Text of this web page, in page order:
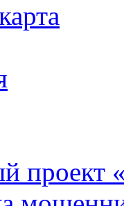
проект